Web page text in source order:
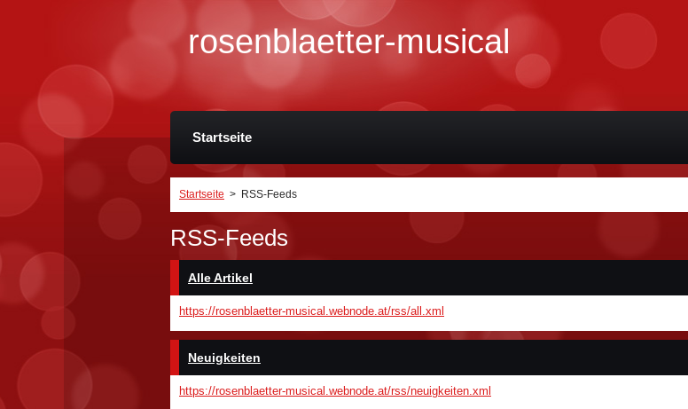
rosenblaetter-musical
Startseite > RSS-Feeds
RSS-Feeds
Alle Artikel
https://rosenblaetter-musical.webnode.at/rss/all.xml
Neuigkeiten
https://rosenblaetter-musical.webnode.at/rss/neuigkeiten.xml
Startseite